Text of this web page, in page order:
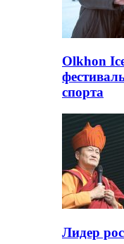
Olkhon
спорта
Лидер